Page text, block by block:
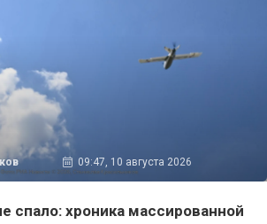
09:47, 10 августа 2026
спало: хроника массированной